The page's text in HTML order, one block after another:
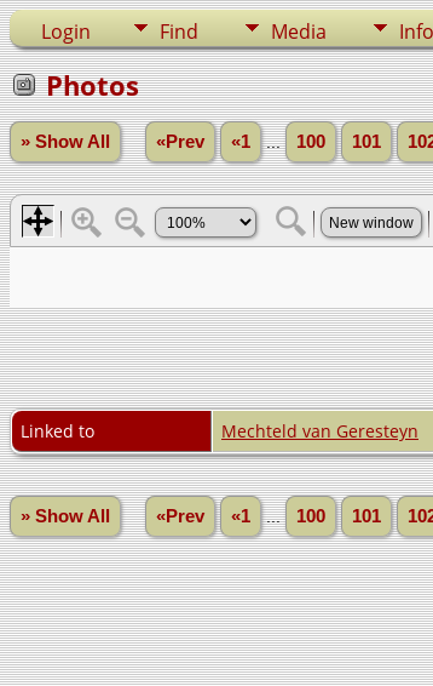
Login Find Media Info
Photos
» Show All «Prev «1 ... 100 101
Linked to Mechteld van Geresteyn
» Show All «Prev «1 ... 100 101